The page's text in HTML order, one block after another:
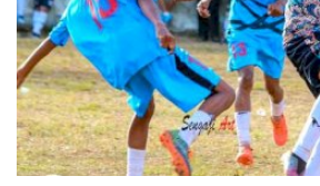
Reskrim
Lantas
Mitra Polisi
Jurnal Kamtibmas